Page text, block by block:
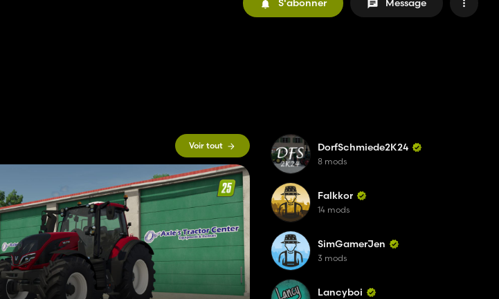
S'abonner Message
Voir tout DorfSchmiede2K24
8 mods
Falkkor
14 mods
SimGamerJen
3 mods
Lancyboi